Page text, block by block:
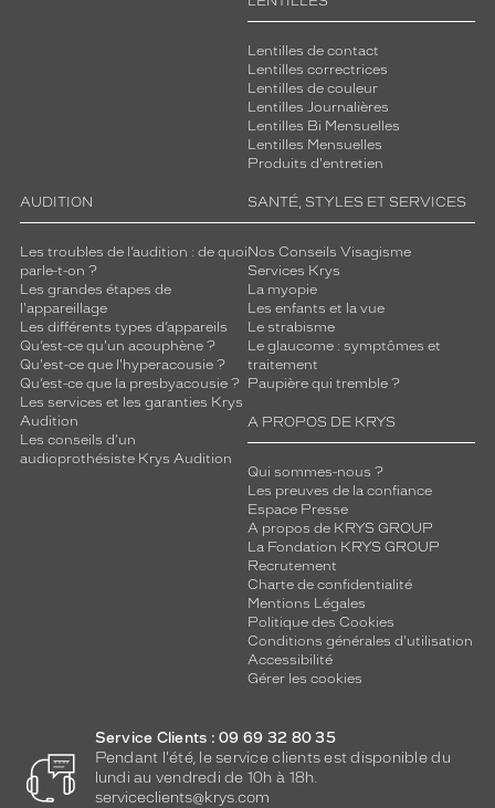
Lentilles de contact
Lentilles correctrices
Lentilles de couleur
Lentilles Journalières
Lentilles Bi Mensuelles
Lentilles Mensuelles
Produits d'entretien
AUDITION
Les troubles de l’audition : de quoi
parle-t-on ?
Les grandes étapes de
l'appareillage
Les différents types d’appareils
Qu’est-ce qu'un acouphène ?
Qu'est-ce que l'hyperacousie ?
Qu’est-ce que la presbyacousie ?
Les services et les garanties Krys
Audition
Les conseils d'un
audioprothésiste Krys Audition
SANTÉ, STYLES ET SERVICES
Nos Conseils Visagisme
Services Krys
La myopie
Les enfants et la vue
Le strabisme
Le glaucome : symptômes et
traitement
Paupière qui tremble ?
A PROPOS DE KRYS
Qui sommes-nous ?
Les preuves de la confiance
Espace Presse
A propos de KRYS GROUP
La Fondation KRYS GROUP
Recrutement
Charte de confidentialité
Mentions Légales
Politique des Cookies
Conditions générales d'utilisation
Accessibilité
Gérer les cookies
Service Clients : 09 69 32 80 35
Pendant l'été, le service clients est disponible du
lundi au vendredi de 10h à 18h.
serviceclients@krys.com